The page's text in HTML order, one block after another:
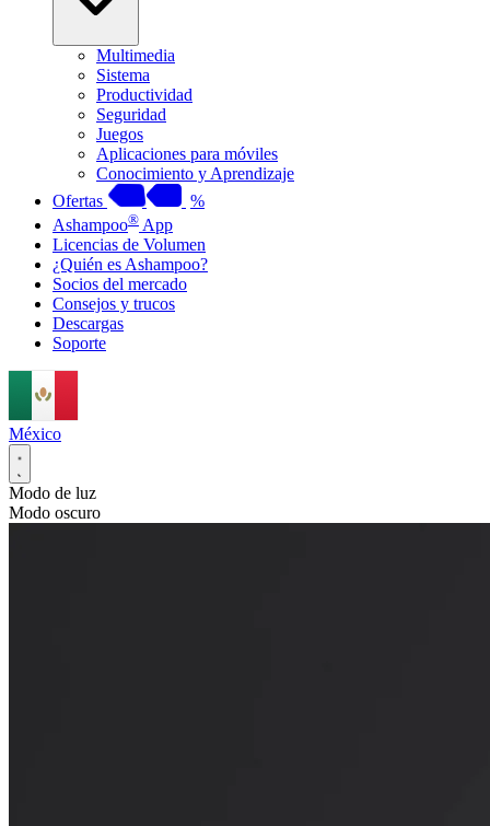
Multimedia
Sistema
Productividad
Seguridad
Juegos
Aplicaciones para móviles
Conocimiento y Aprendizaje
Ofertas
%
Ashampoo® App
Licencias de Volumen
¿Quién es Ashampoo?
Socios del mercado
Consejos y trucos
Descargas
Soporte
México
Modo de luz
Modo oscuro